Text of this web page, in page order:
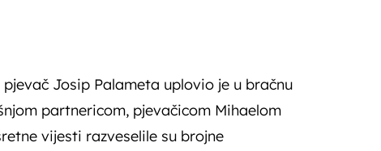
Josip Palameta uplovio je u bračnu
partnericom, pjevačicom Mihaelom
vijesti razveselile su brojne